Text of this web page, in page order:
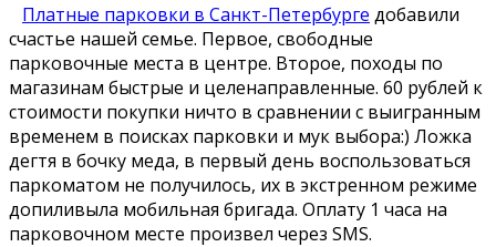
Платные парковки в Санкт-Петербурге добавили
счастье нашей семье. Первое, свободные
парковочные места в центре. Второе, походы по
магазинам быстрые и целенаправленные. 60 рублей к
стоимости покупки ничто в сравнении с выигранным
временем в поисках парковки и мук выбора:) Ложка
дегтя в бочку меда, в первый день воспользоваться
паркоматом не получилось, их в экстренном режиме
допиливыла мобильная бригада. Оплату 1 часа на
парковочном месте произвел через SMS.